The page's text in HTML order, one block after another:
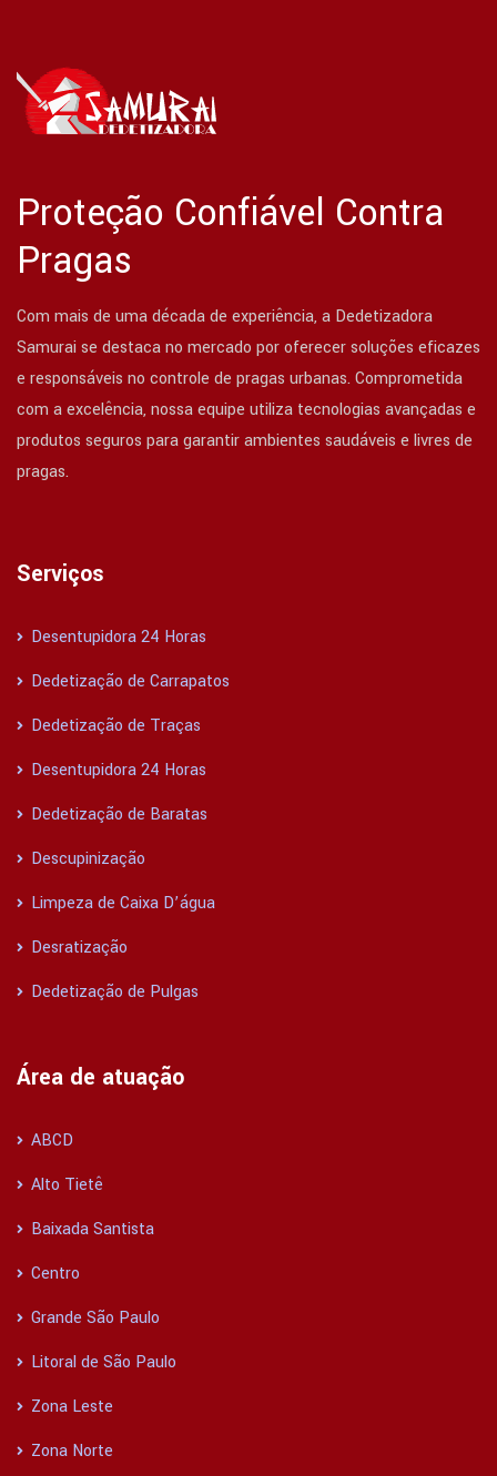
Proteção Confiável Contra
Pragas
Com mais de uma década de experiência, a Dedetizadora
Samurai se destaca no mercado por oferecer soluções eficazes
e responsáveis no controle de pragas urbanas. Comprometida
com a excelência, nossa equipe utiliza tecnologias avançadas e
produtos seguros para garantir ambientes saudáveis e livres de
pragas.
Serviços
Desentupidora 24 Horas
Dedetização de Carrapatos
Dedetização de Traças
Desentupidora 24 Horas
Dedetização de Baratas
Descupinização
Limpeza de Caixa D’água
Desratização
Dedetização de Pulgas
Área de atuação
ABCD
Alto Tietê
Baixada Santista
Centro
Grande São Paulo
Litoral de São Paulo
Zona Leste
Zona Norte